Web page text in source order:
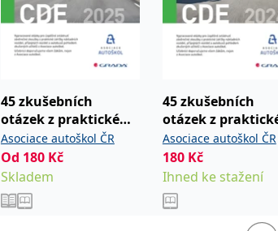
45 zkušebních
otázek z praktické
údržby pro žáky
autoškol skupin CDE
2025
Asociace autoškol ČR
Od 180 Kč
Skladem
45 zkušebních
otázek z
údržby pro žáky
autoškol skupin
2024
Asociace autoškol ČR
180 Kč
Ihned ke stažení